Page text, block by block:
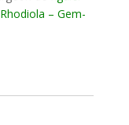
– Gem-